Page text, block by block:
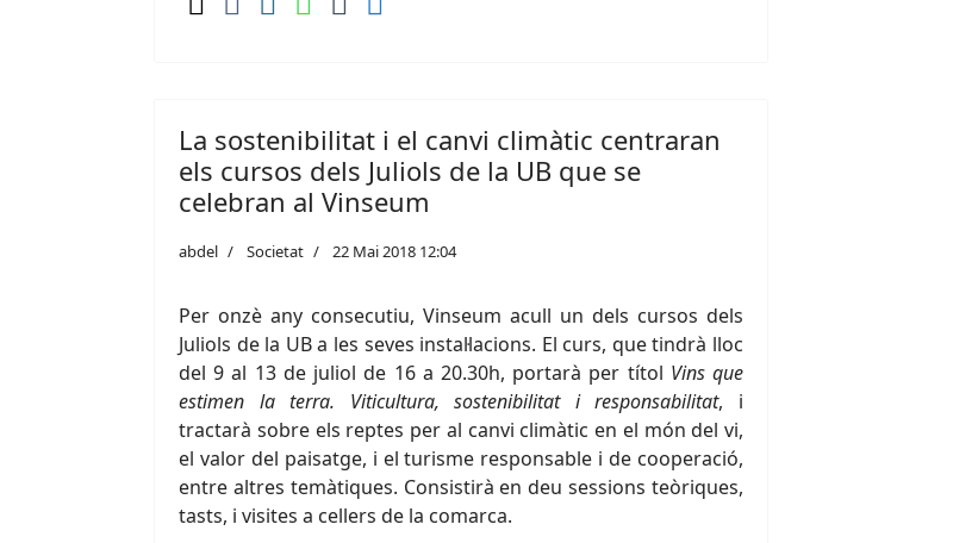
La sostenibilitat i el canvi climàtic centraran
els cursos dels Juliols de la UB que se
celebran al Vinseum
abdel Societat 22 Mai 2018 12:04
Per onzè any consecutiu, Vinseum acull un dels cursos dels
Juliols de la UB a les seves instal·lacions. El curs, que tindrà lloc
del 9 al 13 de juliol de 16 a 20.30h, portarà per títol Vins que
estimen la terra. Viticultura, sostenibilitat i responsabilitat, i
tractarà sobre els reptes per al canvi climàtic en el món del vi,
el valor del paisatge, i el turisme responsable i de cooperació,
entre altres temàtiques. Consistirà en deu sessions teòriques,
tasts, i visites a cellers de la comarca.